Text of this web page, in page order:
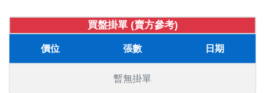
買盤掛單 (賣方參考)
價位 張數 日期
暫無掛單